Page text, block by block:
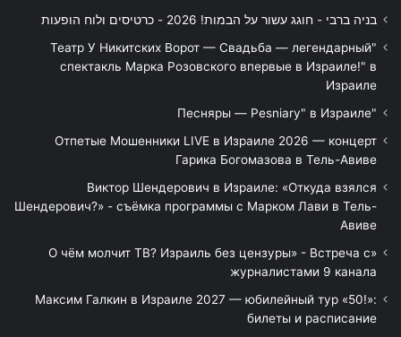
בניה ברבי - חוגג עשור על הבמות! 2026 - כרטיסים ולוח הופעות
"Театр У Никитских Ворот — Свадьба — легендарный
спектакль Марка Розовского впервые в Израиле!" в
Израиле
"Песняры — Pesniary" в Израиле
Отпетые Мошенники LIVE в Израиле 2026 — концерт
Гарика Богомазова в Тель-Авиве
Виктор Шендерович в Израиле: «Откуда взялся
Шендерович?» - съёмка программы с Марком Лави в Тель-
Авиве
«О чём молчит ТВ? Израиль без цензуры» - Встреча с
журналистами 9 канала
Максим Галкин в Израиле 2027 — юбилейный тур «50!»:
билеты и расписание